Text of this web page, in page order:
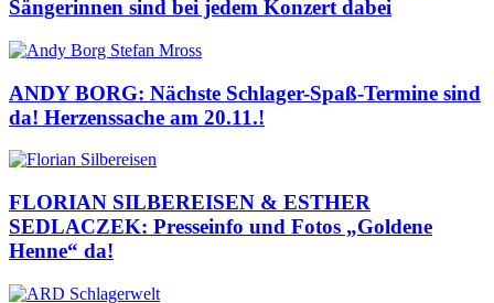
Sängerinnen sind bei jedem Konzert dabei
ANDY BORG: Nächste Schlager-Spaß-Termine sind
da! Herzenssache am 20.11.!
FLORIAN SILBEREISEN & ESTHER
SEDLACZEK: Presseinfo und Fotos „Goldene
Henne“ da!